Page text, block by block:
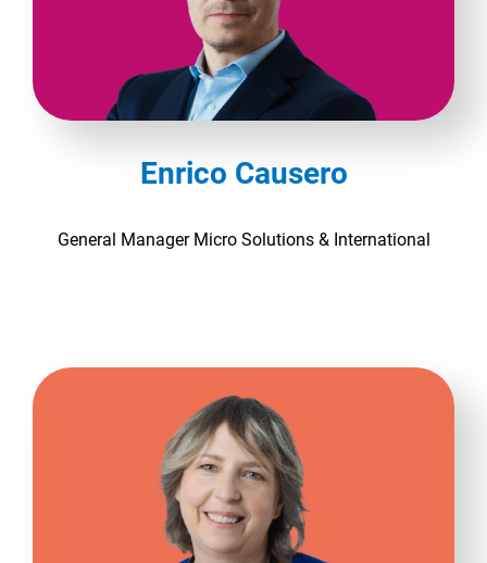
Enrico Causero
General Manager Micro Solutions & International